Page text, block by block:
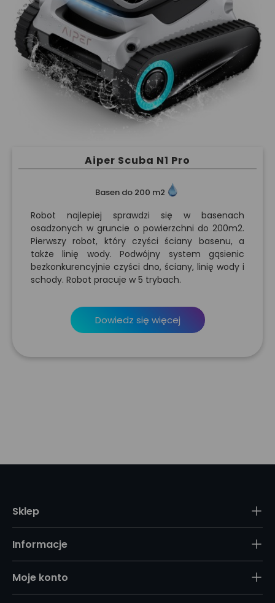
Aiper Scuba N1 Pro
Basen do 200 m2
Robot najlepiej sprawdzi się w basenach
osadzonych w gruncie o powierzchni do 200m2.
Pierwszy robot, który czyści ściany basenu, a
także linię wody. Podwójny system gąsienic
bezkonkurencyjnie czyści dno, ściany, linię wody i
schody. Robot pracuje w 5 trybach.
Dowiedz się więcej
Sklep
Informacje
Moje konto